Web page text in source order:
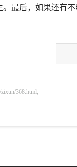
最后，如果还有
368.html;